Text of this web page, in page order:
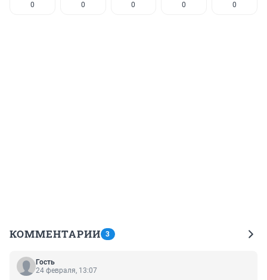
0 0 0 0 0
КОММЕНТАРИИ 3
Гость
24 февраля, 13:07